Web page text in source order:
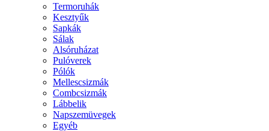
Termoruhák
Kesztyűk
Sapkák
Sálak
Alsóruházat
Pulóverek
Pólók
Mellescsizmák
Combcsizmák
Lábbelik
Napszemüvegek
Egyéb